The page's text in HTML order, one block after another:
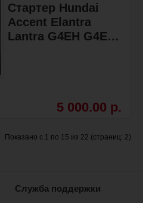
5 000.00 р.
Стартер Hundai
Accent Elantra
Lantra G4EH G4EK
Показано с 1 по 15 из 22 (страниц: 2)
Служба поддержки